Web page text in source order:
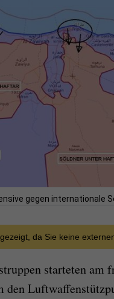
gegen internationale
da Sie keine
starteten am